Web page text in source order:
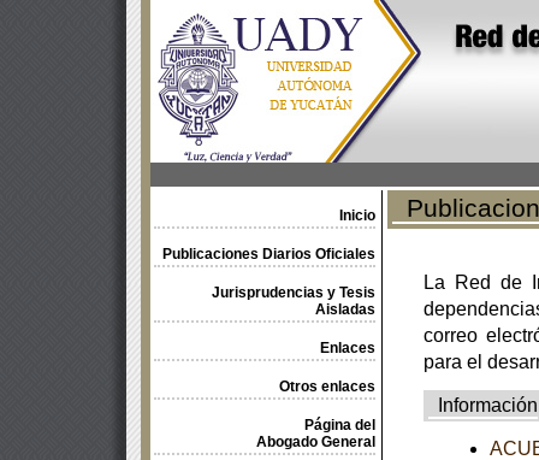
Inicio
Publicaciones Diarios Oficiales
Jurisprudencias y Tesis
Aisladas
Enlaces
Otros enlaces
Página del
Abogado General
La Red de
correo
para el
Información